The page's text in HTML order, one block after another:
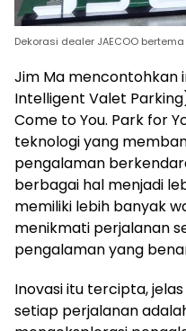
Dekorasi dealer JAECOO bertema
Jim Ma mencontohkan
Intelligent Valet
Come to You. Park for
teknologi yang
pengalaman
berbagai hal menjadi
memiliki lebih banyak
menikmati perjalanan
pengalaman yang
Inovasi itu tercipta,
setiap perjalanan